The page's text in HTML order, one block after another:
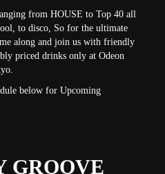
from HOUSE to Top 40 all
to disco, So for the ultimate
along and join us with friendly
priced drinks only at Odeon
below for Upcoming
GROOVE